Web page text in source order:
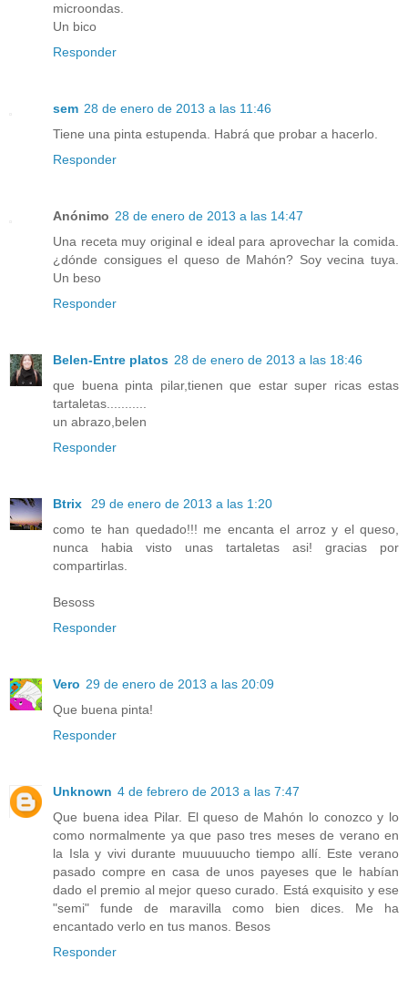
microondas.
Un bico
Responder
sem 28 de enero de 2013 a las 11:46
Tiene una pinta estupenda. Habrá que probar a hacerlo.
Responder
Anónimo 28 de enero de 2013 a las 14:47
Una receta muy original e ideal para aprovechar la comida.
¿dónde consigues el queso de Mahón? Soy vecina tuya.
Un beso
Responder
Belen-Entre platos 28 de enero de 2013 a las 18:46
que buena pinta pilar,tienen que estar super ricas estas
tartaletas...........
un abrazo,belen
Responder
Btrix
29 de enero de 2013 a las 1:20
como te han quedado!!! me encanta el arroz y el queso,
nunca habia visto unas tartaletas asi! gracias por
compartirlas.
Besoss
Responder
Vero 29 de enero de 2013 a las 20:09
Que buena pinta!
Responder
Unknown 4 de febrero de 2013 a las 7:47
Que buena idea Pilar. El queso de Mahón lo conozco y lo
como normalmente ya que paso tres meses de verano en
la Isla y vivi durante muuuuucho tiempo allí. Este verano
pasado compre en casa de unos payeses que le habían
dado el premio al mejor queso curado. Está exquisito y ese
"semi" funde de maravilla como bien dices. Me ha
encantado verlo en tus manos. Besos
Responder